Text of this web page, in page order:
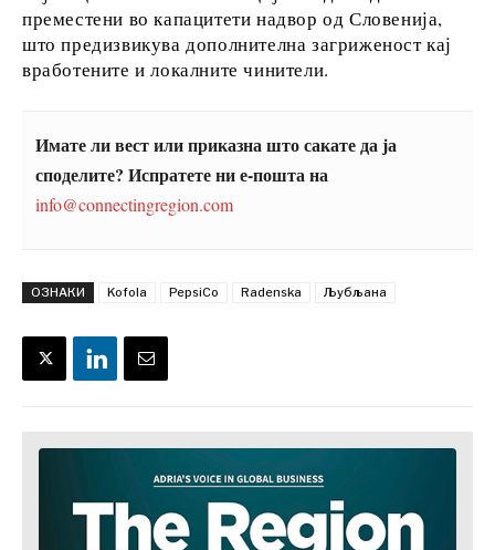
За нас Огласување Контакт Претплата
преместени во капацитети надвор од Словенија,
што предизвикува дополнителна загриженост кај
вработените и локалните чинители.
Имате ли вест или приказна што сакате да ја
споделите? Испратете ни е-пошта на
info@connectingregion.com
ОЗНАКИ Kofola PepsiCo Radenska Љубљана